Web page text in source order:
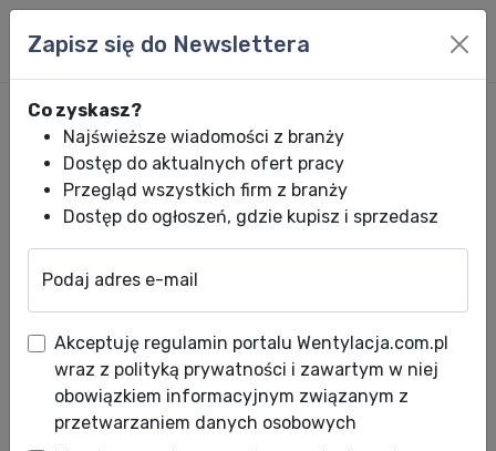
Danfoss świętuje milionowe
pobranie aplikacji Suwak
chłodniczy
Zapisz się do Newslettera
Co zyskasz?
Najświeższe wiadomości z branży
Dostęp do aktualnych ofert pracy
Przegląd wszystkich firm z branży
Dostęp do ogłoszeń, gdzie kupisz i sprzedasz
Podaj adres e-mail
Akceptuję regulamin portalu Wentylacja.com.pl
wraz z polityką prywatności i zawartym w niej
obowiązkiem informacyjnym związanym z
przetwarzaniem danych osobowych